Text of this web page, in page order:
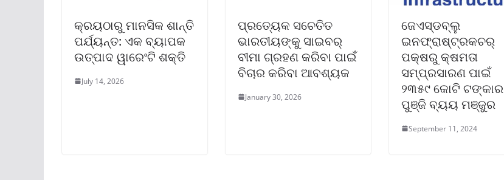
କ୍ରୟଠାରୁ ମାନସିକ ଶାନ୍ତି
ପର୍ଯ୍ୟନ୍ତ: ଏକ ବ୍ୟାପକ
ଉତ୍ପାଦ ୱାରେଂଟି ଶକ୍ତି
July 14, 2026
ପ୍ରତ୍ୟେକ ସଚେତିତ
ଭାରତୀୟଙ୍କୁ ସାଇବର୍
ବୀମା ଗ୍ରହଣ କରିବା ପାଇଁ
ବିଚାର କରିବା ଆବଶ୍ୟକ
January 30, 2026
ଜେଏସ୍‌ଡବ୍ଲୁ
ଇନଫ୍ରାଷ୍ଟ୍ରକଚର୍
ପକ୍ଷରୁ କ୍ଷମତା
ସମ୍ପ୍ରସାରଣ ପାଇଁ
୨୩୫୯ କୋଟି ଟଙ୍କାର
ପୁଞ୍ଜି ବ୍ୟୟ ମଞ୍ଜୁର
September 11, 2024